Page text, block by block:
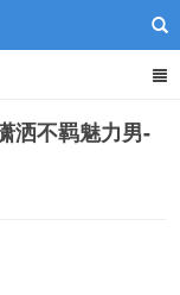
洒不羁魅力男-